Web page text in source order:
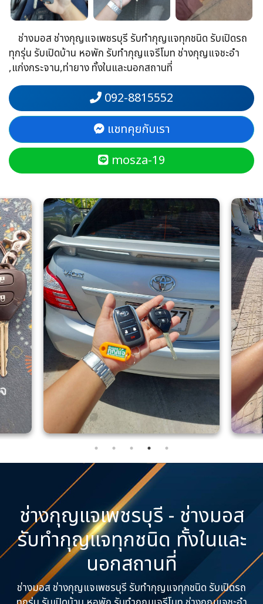
ช่างมอส ช่างกุญแจเพชรบุรี รับทำกุญแจทุกชนิด รับเปิดรถ
ทุกรุ่น รับเปิดบ้าน หอพัก รับทำกุญแจรีโมท ช่างกุญแจชะอำ
,แก่งกระจาน,ท่ายาง ทั้งในและนอกสถานที่
092-8815552
แชทคุยกับเรา
mosza-19
ช่างกุญแจเพชรบุรี - ช่างมอส
รับทำกุญแจทุกชนิด ทั้งในและ
นอกสถานที่
ช่างมอส ช่างกุญแจเพชรบุรี รับทำกุญแจทุกชนิด รับเปิดรถ